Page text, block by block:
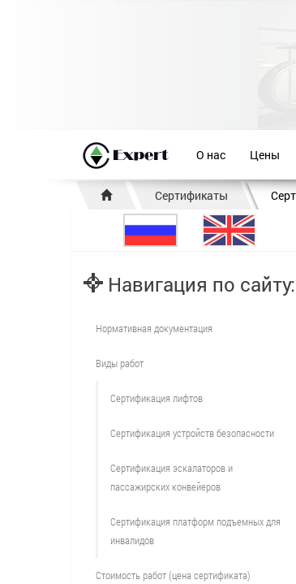
О нас Цены
Сертификаты
Навигация по сайту:
Нормативная документация
Виды работ
Сертификация лифтов
Сертификация устройств безопасности
Сертификация эскалаторов и
пассажирских конвейеров
Сертификация платформ подъемных для
инвалидов
Стоимость работ (цена сертификата)